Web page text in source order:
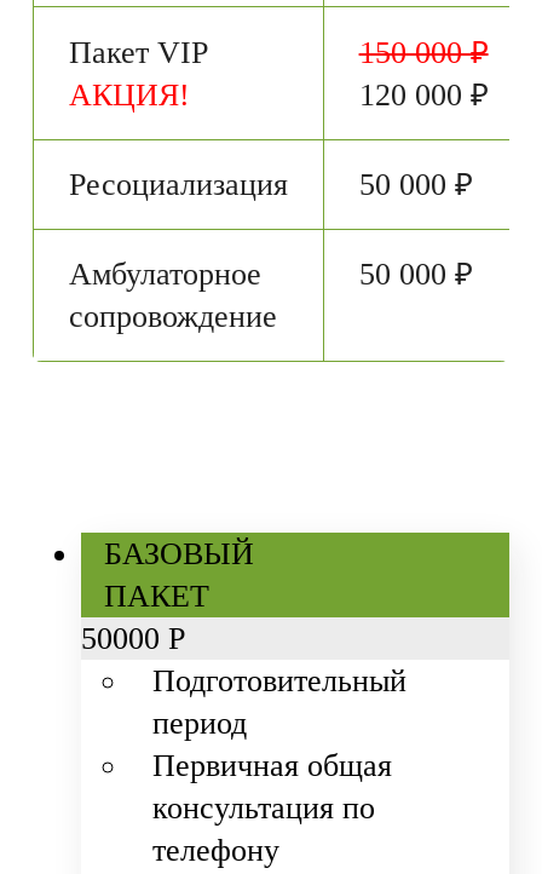
Пакет VIP
АКЦИЯ!
150 000 ₽
120 000 ₽
Ресоциализация 50 000 ₽
Амбулаторное
сопровождение
50 000 ₽
БАЗОВЫЙ
ПАКЕТ
50000 Р
Подготовительный
период
Первичная общая
консультация по
телефону